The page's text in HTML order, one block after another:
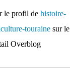
le profil de histoire-
touraine sur le
Overblog